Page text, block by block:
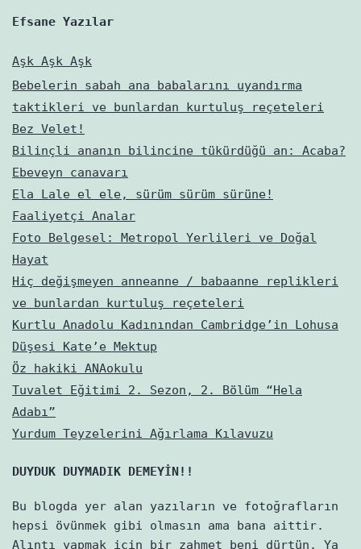
Efsane Yazılar
Aşk Aşk Aşk
Bebelerin sabah ana babalarını uyandırma
taktikleri ve bunlardan kurtuluş reçeteleri
Bez Velet!
Bilinçli ananın bilincine tükürdüğü an: Acaba?
Ebeveyn canavarı
Ela Lale el ele, sürüm sürüm sürüne!
Faaliyetçi Analar
Foto Belgesel: Metropol Yerlileri ve Doğal
Hayat
Hiç değişmeyen anneanne / babaanne replikleri
ve bunlardan kurtuluş reçeteleri
Kurtlu Anadolu Kadınından Cambridge’in Lohusa
Düşesi Kate’e Mektup
Öz hakiki ANAokulu
Tuvalet Eğitimi 2. Sezon, 2. Bölüm “Hela
Adabı”
Yurdum Teyzelerini Ağırlama Kılavuzu
DUYDUK DUYMADIK DEMEYİN!!
Bu blogda yer alan yazıların ve fotoğrafların
hepsi övünmek gibi olmasın ama bana aittir.
Alıntı yapmak için bir zahmet beni dürtün. Ya